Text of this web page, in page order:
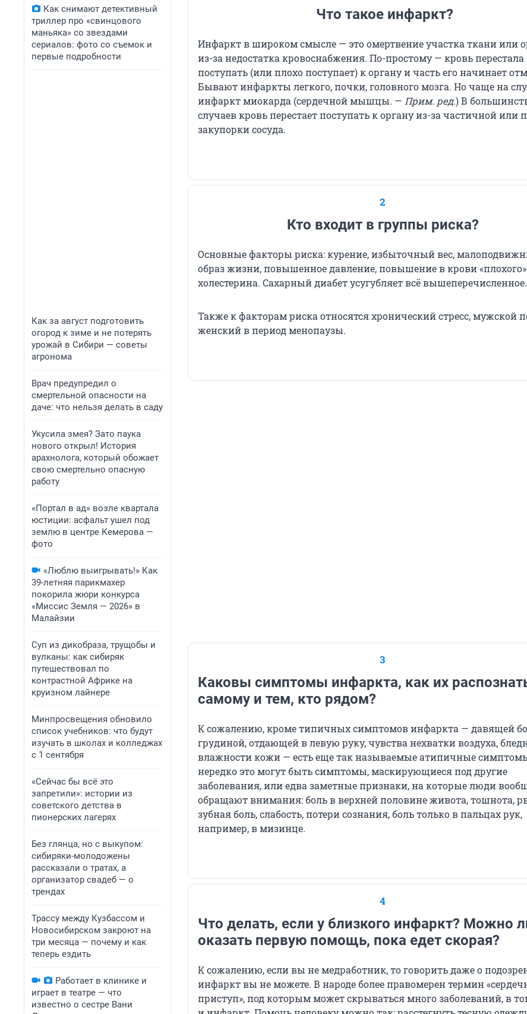
Как снимают детективный
триллер про «свинцового
маньяка» со звездами
сериалов: фото со съемок и
первые подробности
Как за август подготовить
огород к зиме и не потерять
урожай в Сибири — советы
агронома
Врач предупредил о
смертельной опасности на
даче: что нельзя делать в саду
Укусила змея? Зато паука
нового открыл! История
арахнолога, который обожает
свою смертельно опасную
работу
«Портал в ад» возле квартала
юстиции: асфальт ушел под
землю в центре Кемерова —
фото
«Люблю выигрывать!» Как
39-летняя парикмахер
покорила жюри конкурса
«Миссис Земля — 2026» в
Малайзии
Суп из дикобраза, трущобы и
вулканы: как сибиряк
путешествовал по
контрастной Африке на
круизном лайнере
Минпросвещения обновило
список учебников: что будут
изучать в школах и колледжах
с 1 сентября
«Сейчас бы всё это
запретили»: истории из
советского детства в
пионерских лагерях
Без глянца, но с выкупом:
сибиряки-молодожены
рассказали о тратах, а
организатор свадеб — о
трендах
Трассу между Кузбассом и
Новосибирском закроют на
три месяца — почему и как
теперь ездить
Работает в клинике и
играет в театре — что
известно о сестре Вани
Что такое инфаркт?
Инфаркт в широком смысле — это омертвение участка ткани или
из-за недостатка кровоснабжения. По-простому — кровь перестала
поступать (или плохо поступает) к органу и часть его начинает
Бывают инфаркты легкого, почки, головного мозга. Но чаще на
инфаркт миокарда (сердечной мышцы. — Прим. ред.) В
случаев кровь перестает поступать к органу из-за частичной или
закупорки сосуда.
2
Кто входит в группы риска?
Основные факторы риска: курение, избыточный вес,
образ жизни, повышенное давление, повышение в крови «плохого»
холестерина. Сахарный диабет усугубляет всё вышеперечисленное.
Также к факторам риска относятся хронический стресс, мужской
женский в период менопаузы.
3
Каковы симптомы инфаркта, как их
самому и тем, кто рядом?
К сожалению, кроме типичных симптомов инфаркта — давящей
грудиной, отдающей в левую руку, чувства нехватки воздуха,
влажности кожи — есть еще так называемые атипичные
нередко это могут быть симптомы, маскирующиеся под другие
заболевания, или едва заметные признаки, на которые люди
обращают внимания: боль в верхней половине живота, тошнота,
зубная боль, слабость, потери сознания, боль только в пальцах рук,
например, в мизинце.
4
Что делать, если у близкого инфаркт? Можно
оказать первую помощь, пока едет скорая?
К сожалению, если вы не медработник, то говорить даже о
инфаркт вы не можете. В народе более правомерен термин
приступ», под которым может скрываться много заболеваний, в